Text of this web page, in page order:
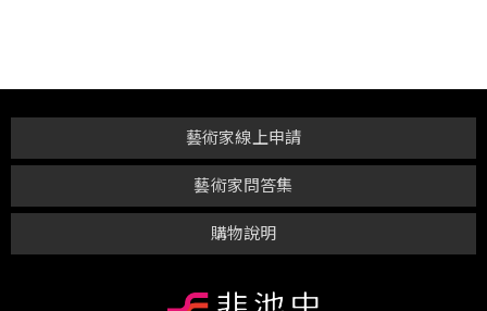
購物說明
藝術家問答集
藝術家線上申請